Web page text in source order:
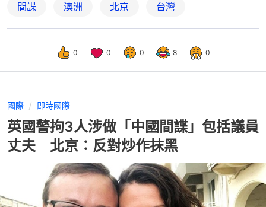
間諜 澳洲 北京 台灣
0 0 0 8 0
國際 即時國際
英國警拘3人涉做「中國間諜」包括議員
丈夫 北京：反對炒作抹黑